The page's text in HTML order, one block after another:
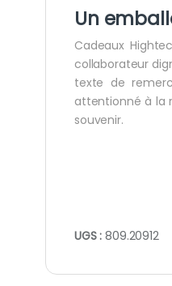
Un
Cadeaux
collaborateur
texte de
attentionné à la
souvenir.
UGS :809.20912